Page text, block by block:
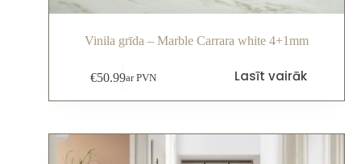
Vinila grīda – Marble Carrara white 4+1mm
€50.99ar PVN Lasīt vairāk